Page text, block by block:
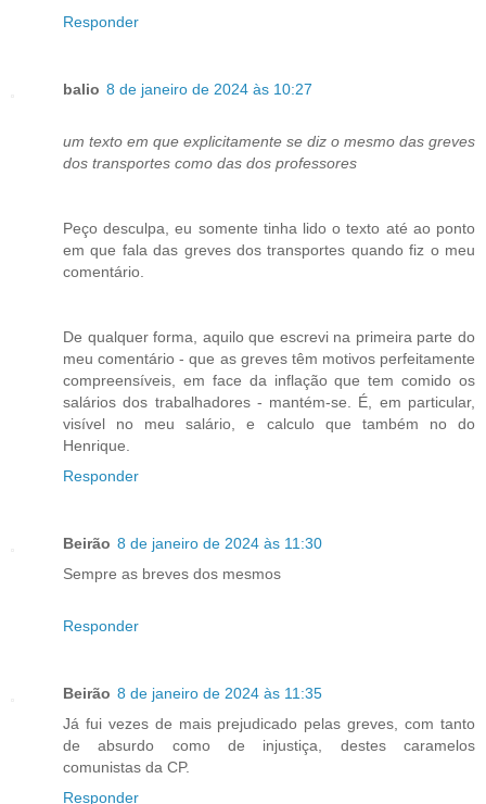
Responder
balio 8 de janeiro de 2024 às 10:27
um texto em que explicitamente se diz o mesmo das greves
dos transportes como das dos professores
Peço desculpa, eu somente tinha lido o texto até ao ponto
em que fala das greves dos transportes quando fiz o meu
comentário.
De qualquer forma, aquilo que escrevi na primeira parte do
meu comentário - que as greves têm motivos perfeitamente
compreensíveis, em face da inflação que tem comido os
salários dos trabalhadores - mantém-se. É, em particular,
visível no meu salário, e calculo que também no do
Henrique.
Responder
Beirão 8 de janeiro de 2024 às 11:30
Sempre as breves dos mesmos
Responder
Beirão 8 de janeiro de 2024 às 11:35
Já fui vezes de mais prejudicado pelas greves, com tanto
de absurdo como de injustiça, destes caramelos
comunistas da CP.
Responder